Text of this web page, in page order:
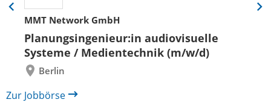
MMT Network GmbH
Planungsingenieur:in audiovisuelle
Systeme / Medientechnik (m/w/d)
Berlin
Eine
Folie
zurück
Eine
Zur Jobbörse